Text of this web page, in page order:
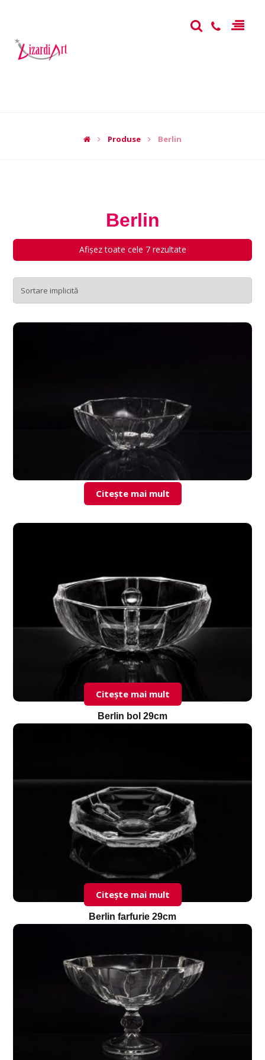
Produse Berlin
Berlin
Afișez toate cele 7 rezultate
Berlin bol 25cm
Citește mai mult
Berlin bol 29cm
Citește mai mult
Berlin farfurie 29cm
Citește mai mult